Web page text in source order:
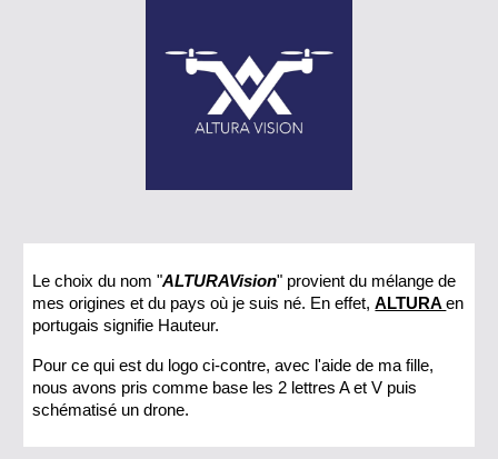
Le choix du nom "ALTURAVision" provient du mélange de
mes origines et du pays où je suis né. En effet,ALTURAen
portugais signifie Hauteur.
Pour ce qui est du logo ci-contre, avec l'aide de ma fille,
nous avons pris comme base les 2 lettres A et V puis
schématisé un drone.